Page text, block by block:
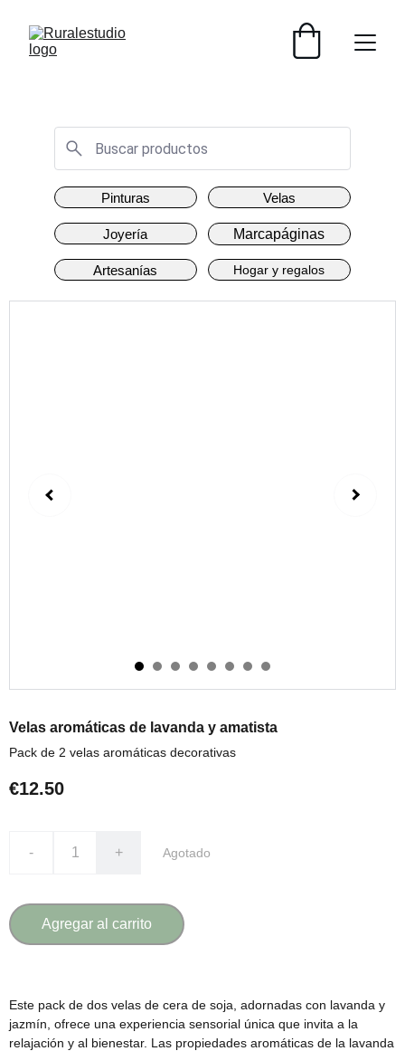
Pinturas
Hogar y regalos
Joyería
Artesanías
Marcapáginas
Velas
Velas aromáticas de lavanda y amatista
Pack de 2 velas aromáticas decorativas
€12.50
- + Agotado
Agregar al carrito
Este pack de dos velas de cera de soja, adornadas con lavanda y
jazmín, ofrece una experiencia sensorial única que invita a la
relajación y al bienestar. Las propiedades aromáticas de la lavanda